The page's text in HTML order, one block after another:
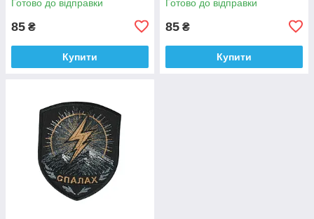
Готово до відправки
85 ₴
Купити
9 см
Готово до відправки
85 ₴
Купити